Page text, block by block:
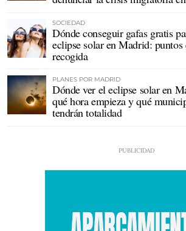
SOCIEDAD
Dónde conseguir gafas gratis
eclipse solar en Madrid: puntos
recogida
PLANES POR MADRID
Dónde ver el eclipse solar en
qué hora empieza y qué
tendrán totalidad